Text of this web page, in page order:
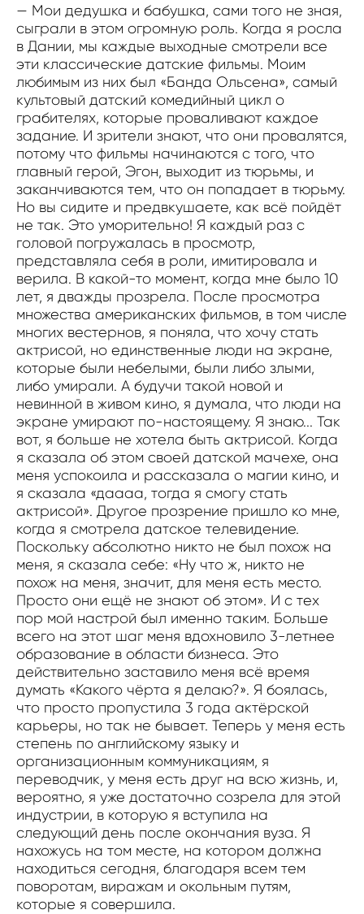
— Мои дедушка и бабушка, сами того не зная,
сыграли в этом огромную роль. Когда я росла
в Дании, мы каждые выходные смотрели все
эти классические датские фильмы. Моим
любимым из них был «Банда Ольсена», самый
культовый датский комедийный цикл о
грабителях, которые проваливают каждое
задание. И зрители знают, что они провалятся,
потому что фильмы начинаются с того, что
главный герой, Эгон, выходит из тюрьмы, и
заканчиваются тем, что он попадает в тюрьму.
Но вы сидите и предвкушаете, как всё пойдёт
не так. Это уморительно! Я каждый раз с
головой погружалась в просмотр,
представляла себя в роли, имитировала и
верила. В какой-то момент, когда мне было 10
лет, я дважды прозрела. После просмотра
множества американских фильмов, в том числе
многих вестернов, я поняла, что хочу стать
актрисой, но единственные люди на экране,
которые были небелыми, были либо злыми,
либо умирали. А будучи такой новой и
невинной в живом кино, я думала, что люди на
экране умирают по-настоящему. Я знаю... Так
вот, я больше не хотела быть актрисой. Когда
я сказала об этом своей датской мачехе, она
меня успокоила и рассказала о магии кино, и
я сказала «даааа, тогда я смогу стать
актрисой». Другое прозрение пришло ко мне,
когда я смотрела датское телевидение.
Поскольку абсолютно никто не был похож на
меня, я сказала себе: «Ну что ж, никто не
похож на меня, значит, для меня есть место.
Просто они ещё не знают об этом». И с тех
пор мой настрой был именно таким. Больше
всего на этот шаг меня вдохновило 3-летнее
образование в области бизнеса. Это
действительно заставило меня всё время
думать «Какого чёрта я делаю?». Я боялась,
что просто пропустила 3 года актёрской
карьеры, но так не бывает. Теперь у меня есть
степень по английскому языку и
организационным коммуникациям, я
переводчик, у меня есть друг на всю жизнь, и,
вероятно, я уже достаточно созрела для этой
индустрии, в которую я вступила на
следующий день после окончания вуза. Я
нахожусь на том месте, на котором должна
находиться сегодня, благодаря всем тем
поворотам, виражам и окольным путям,
которые я совершила.